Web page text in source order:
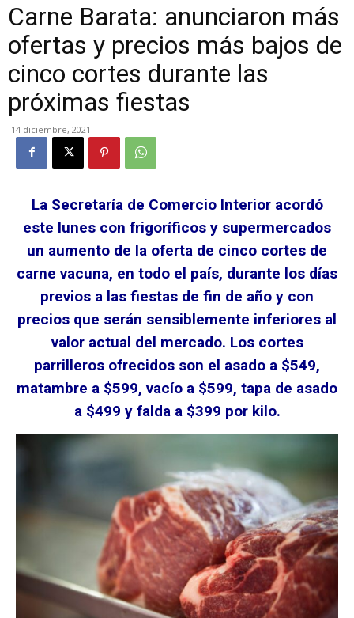
Carne Barata: anunciaron más
ofertas y precios más bajos de
cinco cortes durante las
próximas fiestas
14 diciembre, 2021
La Secretaría de Comercio Interior acordó
este lunes con frigoríficos y supermercados
un aumento de la oferta de cinco cortes de
carne vacuna, en todo el país, durante los días
previos a las fiestas de fin de año y con
precios que serán sensiblemente inferiores al
valor actual del mercado. Los cortes
parrilleros ofrecidos son el asado a $549,
matambre a $599, vacío a $599, tapa de asado
a $499 y falda a $399 por kilo.